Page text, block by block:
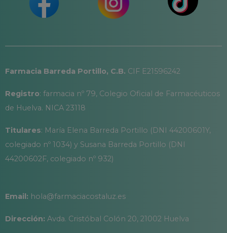
Farmacia Barreda Portillo, C.B. CIF E21596242
Registro: farmacia nº 79, Colegio Oficial de Farmacéuticos
de Huelva. NICA 23118
Titulares: María Elena Barreda Portillo (DNI 44200601Y,
colegiado nº 1034) y Susana Barreda Portillo (DNI
44200602F, colegiado nº 932)
Email: hola@farmaciacostaluz.es
Dirección: Avda. Cristóbal Colón 20, 21002 Huelva